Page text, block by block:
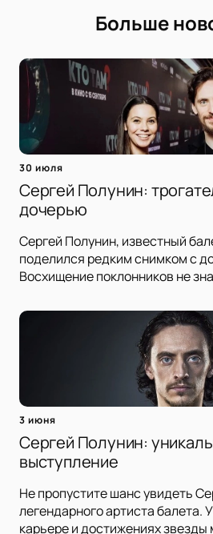
Больше
30 июля
Сергей Полунин:
дочерью
Сергей Полунин, известный
поделился редким снимком с
Восхищение поклонников не
3 июня
Сергей Полунин:
выступление
Не пропустите шанс увидеть
легендарного артиста балета.
карьере и достижениях звезды